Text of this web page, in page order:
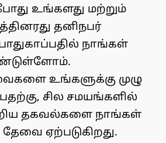
உங்களது மற்றும்
தனிநபர்
நாங்கள்
உங்களுக்கு முழு
சில சமயங்களில்
தகவல்களை நாங்கள்
ஏற்படுகிறது.